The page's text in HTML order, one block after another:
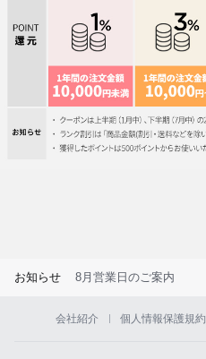
お知らせ 8月営業日のご案内
会社紹介 個人情報保護規約